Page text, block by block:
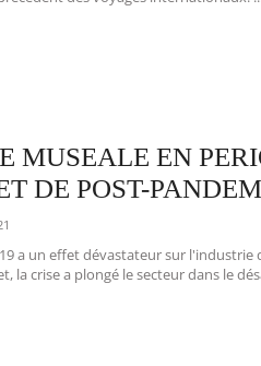
MUSEALE EN
DE POST-
a un effet dévastateur sur l'industrie
la crise a plongé le secteur dans le